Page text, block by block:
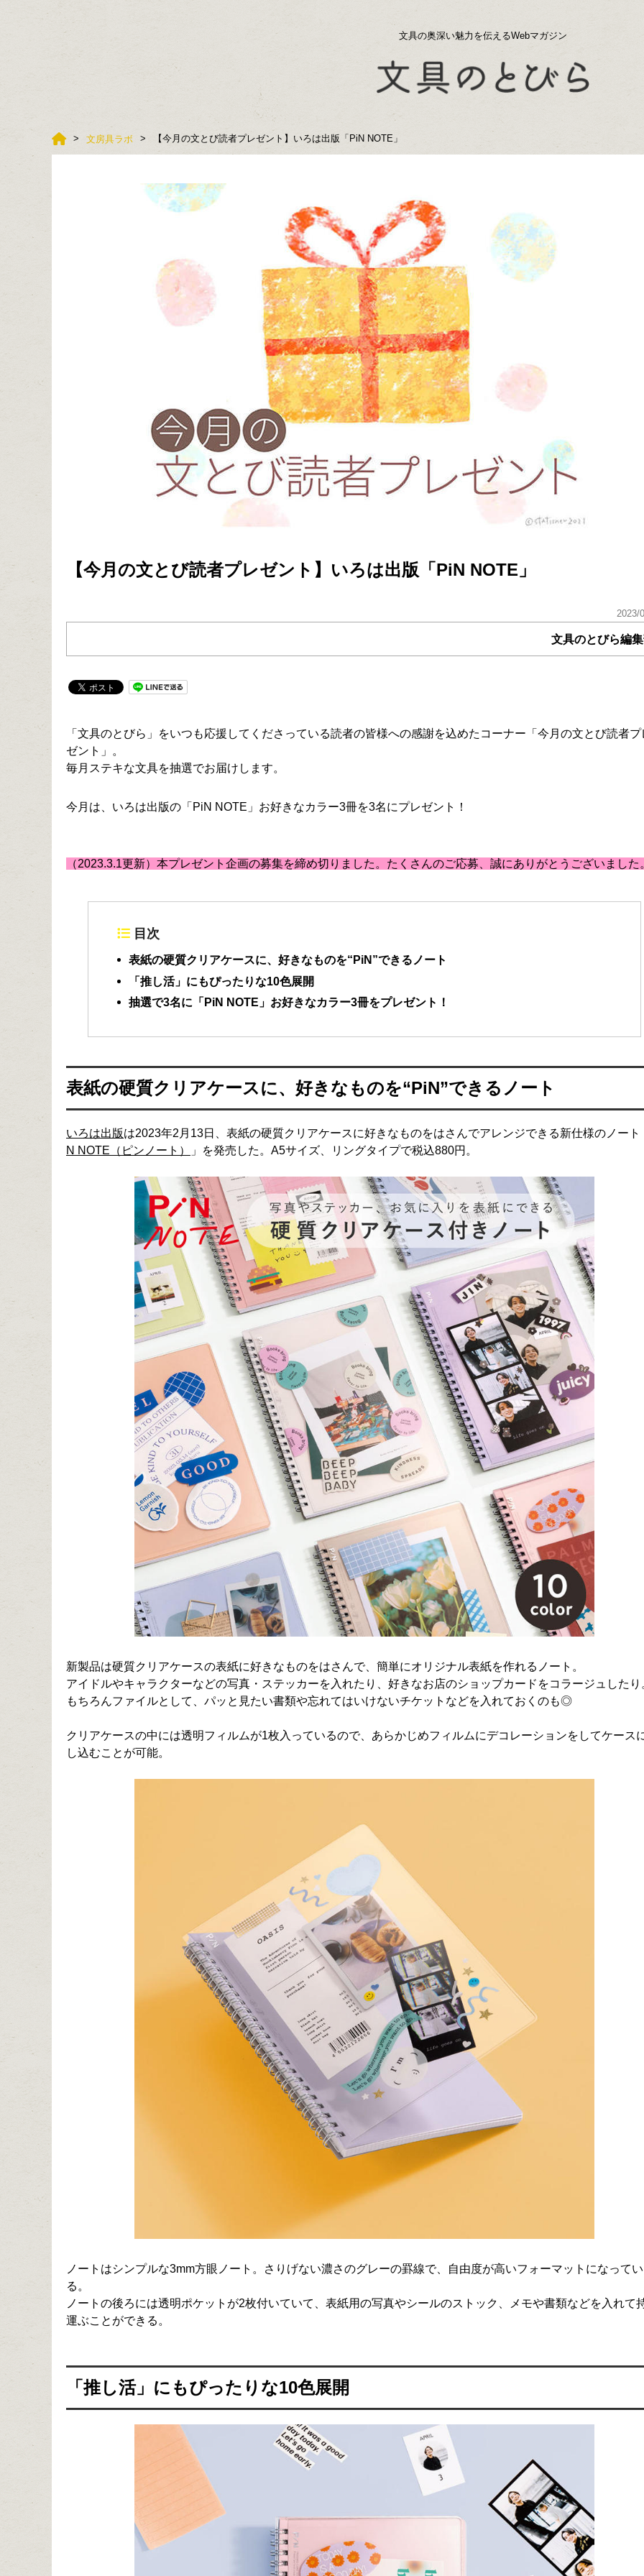
文具の奥深い魅力を伝えるWebマガジン
文房具ラボ 【今月の文とび読者プレゼント】いろは出版「PiN NOTE」
【今月の文とび読者プレゼント】いろは出版「PiN NOTE」
2023/
文具のとびら編
「文具のとびら」をいつも応援してくださっている読者の皆様への感謝を込めたコーナー「今月の文とび読者プ
ゼント」。
毎月ステキな文具を抽選でお届けします。
今月は、いろは出版の「PiN NOTE」お好きなカラー3冊を3名にプレゼント！
（2023.3.1更新）本プレゼント企画の募集を締め切りました。たくさんのご応募、誠にありがとうございました
目次
表紙の硬質クリアケースに、好きなものを“PiN”できるノート
「推し活」にもぴったりな10色展開
抽選で3名に「PiN NOTE」お好きなカラー3冊をプレゼント！
表紙の硬質クリアケースに、好きなものを“PiN”できるノート
いろは出版は2023年2月13日、表紙の硬質クリアケースに好きなものをはさんでアレンジできる新仕様のノート
N NOTE（ピンノート）
」を発売した。A5サイズ、リングタイプで税込880円。
新製品は硬質クリアケースの表紙に好きなものをはさんで、簡単にオリジナル表紙を作れるノート。
アイドルやキャラクターなどの写真・ステッカーを入れたり、好きなお店のショップカードをコラージュしたり
もちろんファイルとして、パッと見たい書類や忘れてはいけないチケットなどを入れておくのも◎
クリアケースの中には透明フィルムが1枚入っているので、あらかじめフィルムにデコレーションをしてケース
し込むことが可能。
ノートはシンプルな3mm方眼ノート。さりげない濃さのグレーの罫線で、自由度が高いフォーマットになってい
る。
ノートの後ろには透明ポケットが2枚付いていて、表紙用の写真やシールのストック、メモや書類などを入れて
運ぶことができる。
「推し活」にもぴったりな10色展開